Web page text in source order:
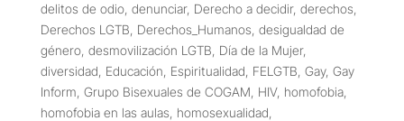
delitos de odio, denunciar, Derecho a decidir, derechos
Derechos LGTB Derechos_Humanos desigualdad de
género, desmovilización LGTB Día de la Mujer,
diversidad Educación Espiritualidad FELGTB Gay, Gay
Inform Grupo Bisexuales de COGAM HIV, homofobia,
homofobia en las aulas homosexualidad